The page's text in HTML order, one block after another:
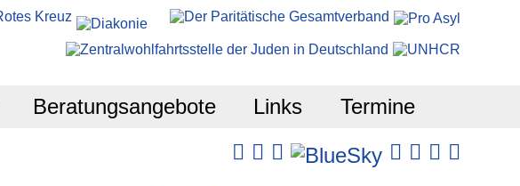
Beratungsangebote Links Termine